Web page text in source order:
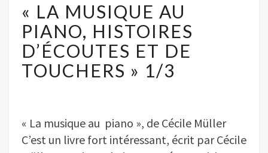
AU
PIANO,
HISTOIRES
D’ÉCOUTES
ET
DE
« LA MUSIQUE AU
PIANO, HISTOIRES
D’ÉCOUTES ET DE
TOUCHERS » 1/3
« La musique au piano », de Cécile Müller
C’est un livre fort intéressant, écrit par Cécile